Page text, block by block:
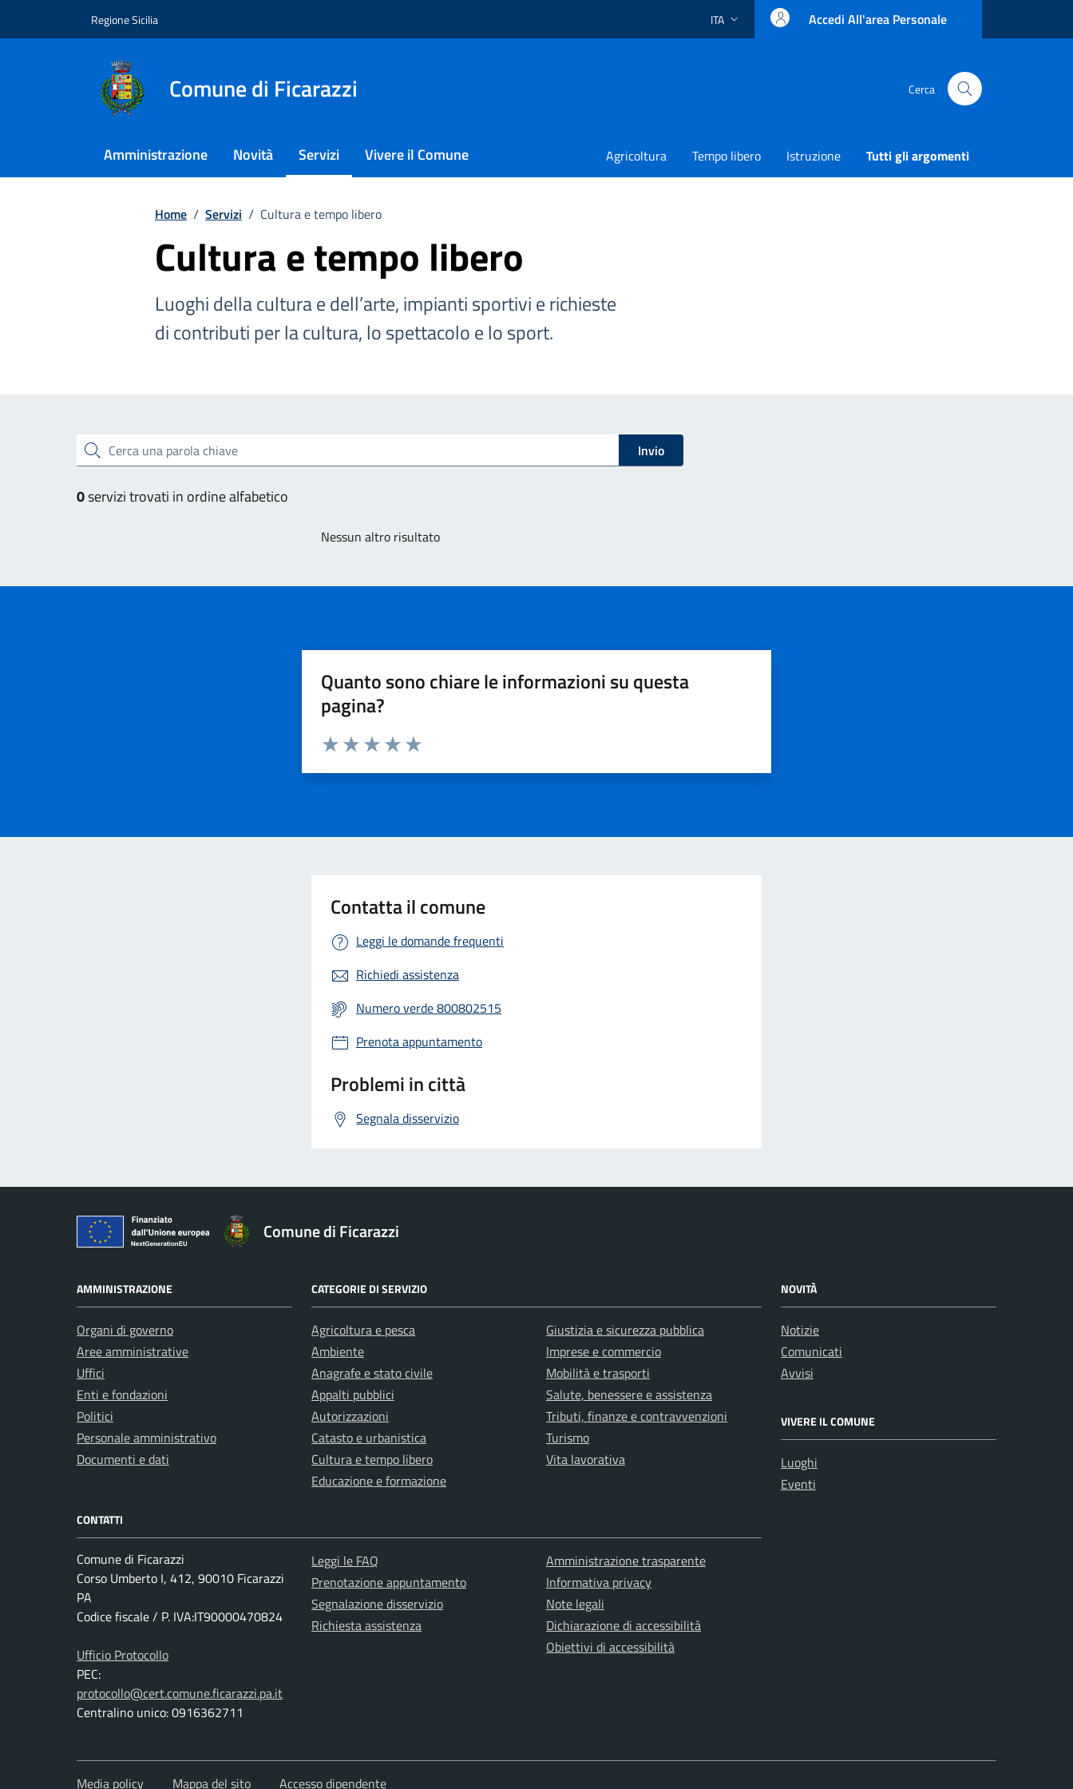
Regione Sicilia Lingua attiva:
ITA Accedi All'area Personale
Comune di Ficarazzi Cerca
Amministrazione Novità Servizi Vivere il Comune Agricoltura Tempo libero Istruzione Tutti gli argomenti
Home / Servizi / Cultura e tempo libero
Cultura e tempo libero
Luoghi della cultura e dell’arte, impianti sportivi e richieste
di contributi per la cultura, lo spettacolo e lo sport.
Cerca una parola chiave Invio
0servizi trovati in ordine alfabetico
Nessun altro risultato
Quanto sono chiare le informazioni su questa
pagina?
Contatta il comune
Leggi le domande frequenti
Richiedi assistenza
Numero verde 800802515
Prenota appuntamento
Problemi in città
Segnala disservizio
Comune di Ficarazzi
AMMINISTRAZIONE
Organi di governo
Aree amministrative
Uffici
Enti e fondazioni
Politici
Personale amministrativo
Documenti e dati
CATEGORIE DI SERVIZIO
Agricoltura e pesca
Ambiente
Anagrafe e stato civile
Appalti pubblici
Autorizzazioni
Catasto e urbanistica
Cultura e tempo libero
Educazione e formazione
Giustizia e sicurezza pubblica
Imprese e commercio
Mobilità e trasporti
Salute, benessere e assistenza
Tributi, finanze e contravvenzioni
Turismo
Vita lavorativa
NOVITÀ
Notizie
Comunicati
Avvisi
VIVERE IL COMUNE
Luoghi
Eventi
CONTATTI
Comune di Ficarazzi
Corso Umberto I, 412, 90010 Ficarazzi
PA
Codice fiscale / P. IVA:IT90000470824
Ufficio Protocollo
PEC:
protocollo@cert.comune.ficarazzi.pa.it
Centralino unico: 0916362711
Leggi le FAQ
Prenotazione appuntamento
Segnalazione disservizio
Richiesta assistenza
Amministrazione trasparente
Informativa privacy
Note legali
Dichiarazione di accessibilità
Obiettivi di accessibilità
Media policy Mappa del sito Accesso dipendente